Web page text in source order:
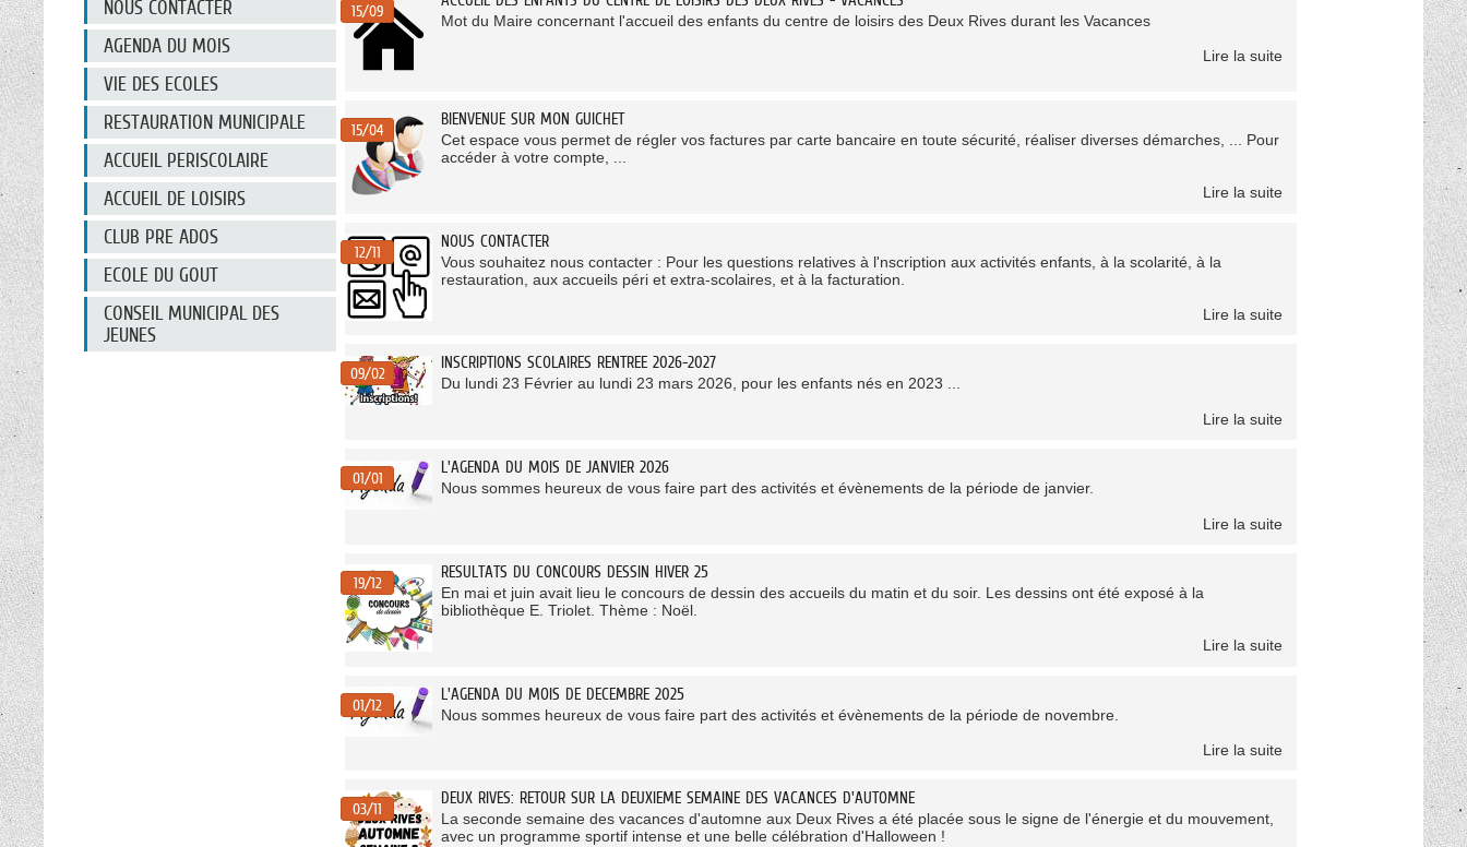
NOUS CONTACTER
AGENDA DU MOIS
VIE DES ECOLES
RESTAURATION MUNICIPALE
ACCUEIL PERISCOLAIRE
ACCUEIL DE LOISIRS
CLUB PRE ADOS
ECOLE DU GOUT
CONSEIL MUNICIPAL DES
JEUNES
15/09
Mot du Maire concernant l'accueil des enfants du centre de loisirs des Deux Rives durant les Vacances
Lire la suite
15/04
BIENVENUE SUR MON GUICHET
Cet espace vous permet de régler vos factures par carte bancaire en toute sécurité, réaliser diverses démarches, ... Pour
accéder à votre compte, ...
Lire la suite
12/11
NOUS CONTACTER
Vous souhaitez nous contacter : Pour les questions relatives à l'nscription aux activités enfants, à la scolarité, à la
restauration, aux accueils péri et extra-scolaires, et à la facturation.
Lire la suite
09/02
INSCRIPTIONS SCOLAIRES RENTREE 2026-2027
Du lundi 23 Février au lundi 23 mars 2026, pour les enfants nés en 2023 ...
Lire la suite
01/01
L'AGENDA DU MOIS DE JANVIER 2026
Nous sommes heureux de vous faire part des activités et évènements de la période de janvier.
Lire la suite
19/12
RESULTATS DU CONCOURS DESSIN HIVER 25
En mai et juin avait lieu le concours de dessin des accueils du matin et du soir. Les dessins ont été exposé à la
bibliothèque E. Triolet. Thème : Noël.
Lire la suite
01/12
L'AGENDA DU MOIS DE DECEMBRE 2025
Nous sommes heureux de vous faire part des activités et évènements de la période de novembre.
Lire la suite
03/11
DEUX RIVES: RETOUR SUR LA DEUXIEME SEMAINE DES VACANCES D'AUTOMNE
La seconde semaine des vacances d'automne aux Deux Rives a été placée sous le signe de l'énergie et du mouvement,
avec un programme sportif intense et une belle célébration d'Halloween !